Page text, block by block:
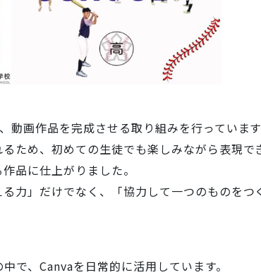
動画作品を完成させる取り組みを行っていま
ため、初めての生徒でも楽しみながら表現で
品に仕上がりました。
力」だけでなく、「協力して一つのものをつ
で、Canvaを日常的に活用しています。